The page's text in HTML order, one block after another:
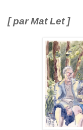
[ par Mat Let ]